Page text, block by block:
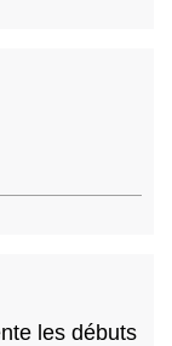
les débuts